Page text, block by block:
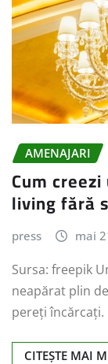
AMENAJARI
Cum
living fără
press mai
Sursa: freepik
neapărat plin
pereți încărcați.
CITEȘTE MAI